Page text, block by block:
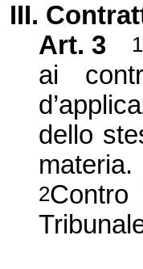
III.
Art. 3 1
ai
dello
materia.
2Contro